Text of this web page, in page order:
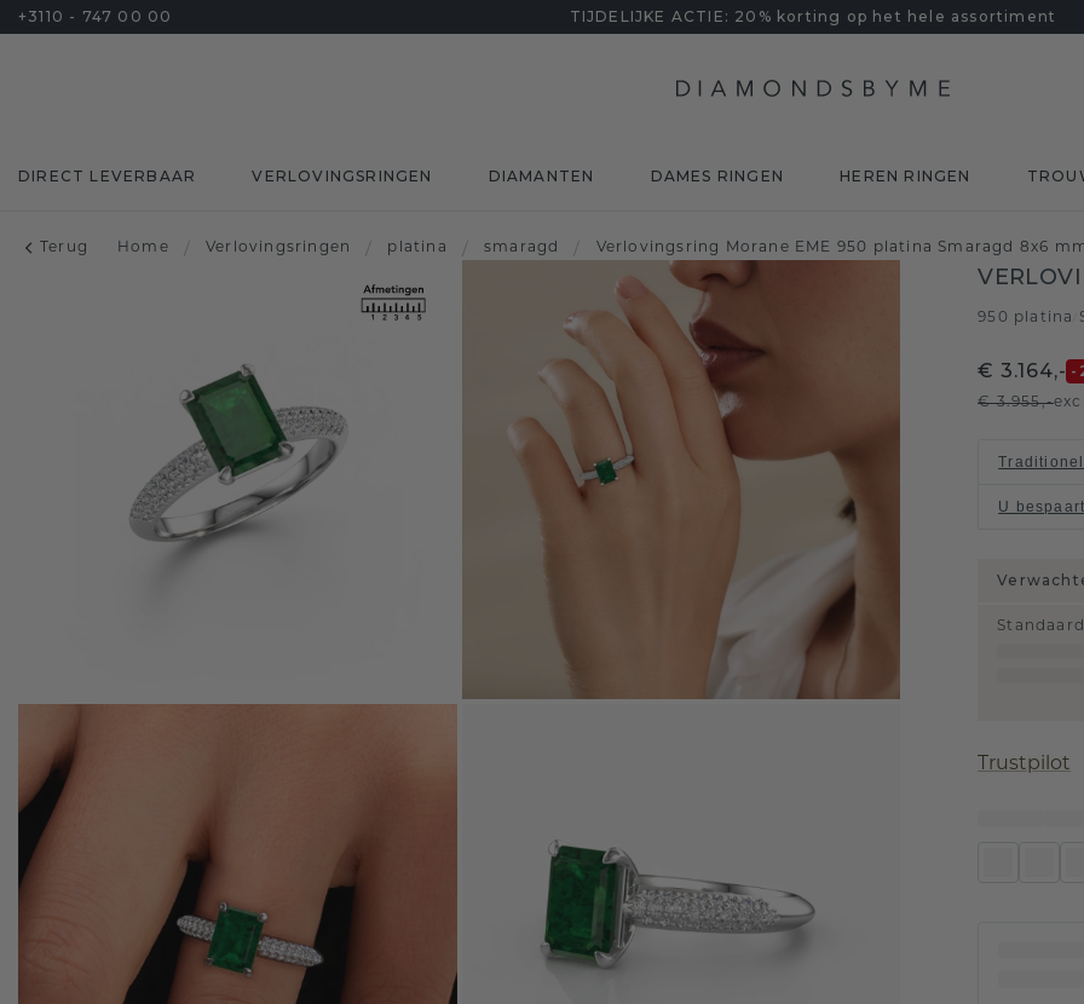
+3110 - 747 00 00 TIJDELIJKE ACTIE: 20% korting op het hele assortiment
DIRECT LEVERBAAR VERLOVINGSRINGEN DIAMANTEN DAMES RINGEN HEREN RINGEN
Terug Home / Verlovingsringen / platina / smaragd / Verlovingsring Morane EME 950 platina Smaragd 8x6
950 platina
€ 3.164,- -
€ 3.955,-
U bespaart
Standaard
Trustpilot